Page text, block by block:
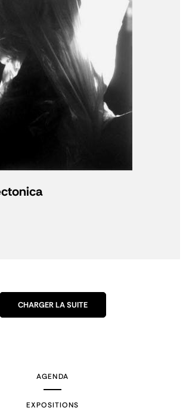
CHARGER LA SUITE
AGENDA
EXPOSITIONS